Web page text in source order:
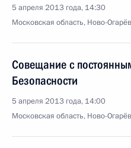
5 апреля 2013 года, 14:30
Московская область, Ново-
Совещание с
Безопасности
5 апреля 2013 года, 14:00
Московская область, Ново-